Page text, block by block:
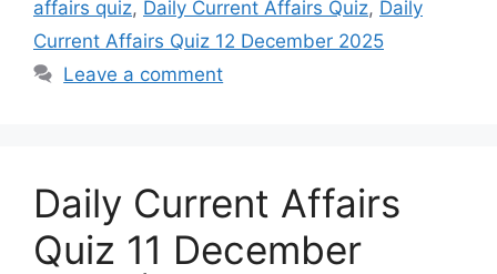
affairs quiz, Daily Current Affairs Quiz, Daily
Current Affairs Quiz 12 December 2025
Leave a comment
Daily Current Affairs
Quiz 11 December